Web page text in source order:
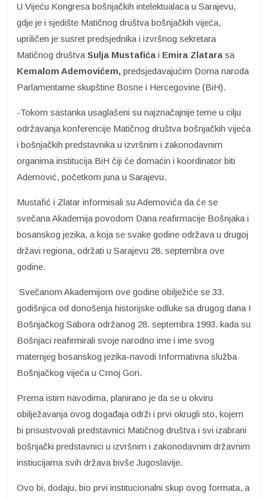
U Vijeću Kongresa bošnjačkih intelektualaca u Sarajevu,
gdje je i sjedište Matičnog društva bošnjačkih vijeća,
upriličen je susret predsjednika i izvršnog sekretara
Matičnog društvaSulja Mustafića i Emira Zlatara sa
Kemalom Ademovićem, predsjedavajućim Doma naroda
Parlamentarne skupštine Bosne i Hercegovine (BiH).
-Tokom sastanka usaglašeni su najznačajnije teme u cilju
održavanja konferencije Matičnog društva bošnjačkih vijeća
i bošnjačkih predstavnika u izvršnim i zakonodavnim
organima institucija BiH čiji će domaćin i koordinator biti
Ademović, početkom juna u Sarajevu.
Mustafić i Zlatar informisali su Ademovića da će se
svečana Akademija povodom Dana reafirmacije Bošnjaka i
bosanskog jezika, a koja se svake godine održava u drugoj
državi regiona, održati u Sarajevu 28. septembra ove
godine.
Svečanom Akademijom ove godine obilježiće se 33.
godišnjica od donošenja historijske odluke sa drugog dana I
Bošnjačkog Sabora održanog 28. septembra 1993. kada su
Bošnjaci reafirmirali svoje narodno ime i ime svog
maternjeg bosanskog jezika-navodi Informativna služba
Bošnjačkog vijeća u Crnoj Gori.
Prema istim navodima, planirano je da se u okviru
obilježavanja ovog događaja održi i prvi okrugli sto, kojem
bi prisustvovali predstavnici Matičnog društva i svi izabrani
bošnjački predstavnici u izvršnim i zakonodavnim državnim
instiucijama svih država bivše Jugoslavije.
Ovo bi, dodaju, bio prvi institucionalni skup ovog formata, a